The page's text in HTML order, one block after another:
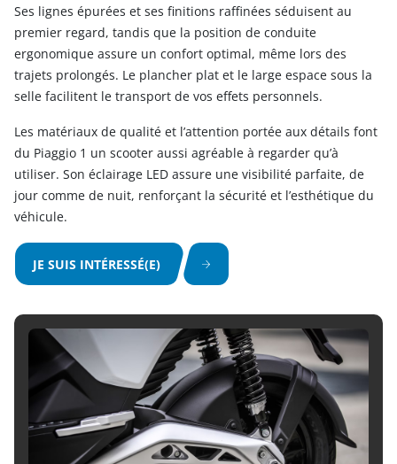
Ses lignes épurées et ses finitions raffinées séduisent au
premier regard, tandis que la position de conduite
ergonomique assure un confort optimal, même lors des
trajets prolongés. Le plancher plat et le large espace sous la
selle facilitent le transport de vos effets personnels.
Les matériaux de qualité et l’attention portée aux détails font
du Piaggio 1 un scooter aussi agréable à regarder qu’à
utiliser. Son éclairage LED assure une visibilité parfaite, de
jour comme de nuit, renforçant la sécurité et l’esthétique du
véhicule.
JE SUIS INTÉRESSÉ(E)